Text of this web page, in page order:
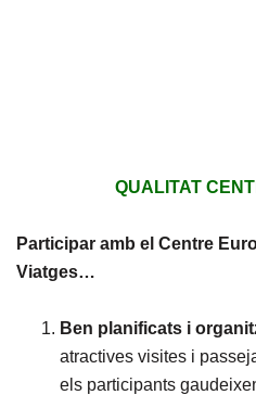
QUALITAT
Participar amb el Centre
Viatges…
Ben planificats i
atractives visites i
els participants